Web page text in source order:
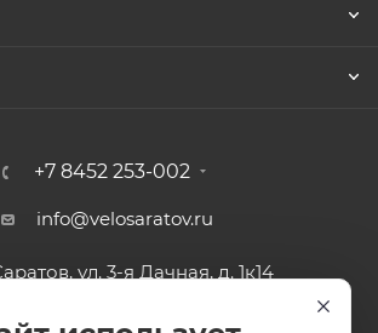
+7 8452 253-002
info@velosaratov.ru
ул. 3-я Дачная, д. 1к14